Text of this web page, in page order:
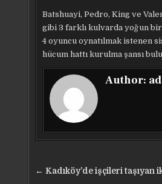
Batshuayi, Pedro, King ve
gibi 3 farklı kulvarda yoğun
4 oyuncu oynatılmak istenen
hücum hattı kurulma şansı
Author:
Yazı
← Kadıköy’de işçileri taşıyan